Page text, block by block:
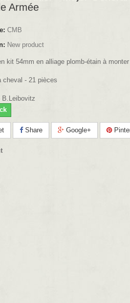
Armée
CMB
New product
kit 54mm en alliage plomb-étain à
cheval - 21 pièces
B.Leibovitz
Share Google+